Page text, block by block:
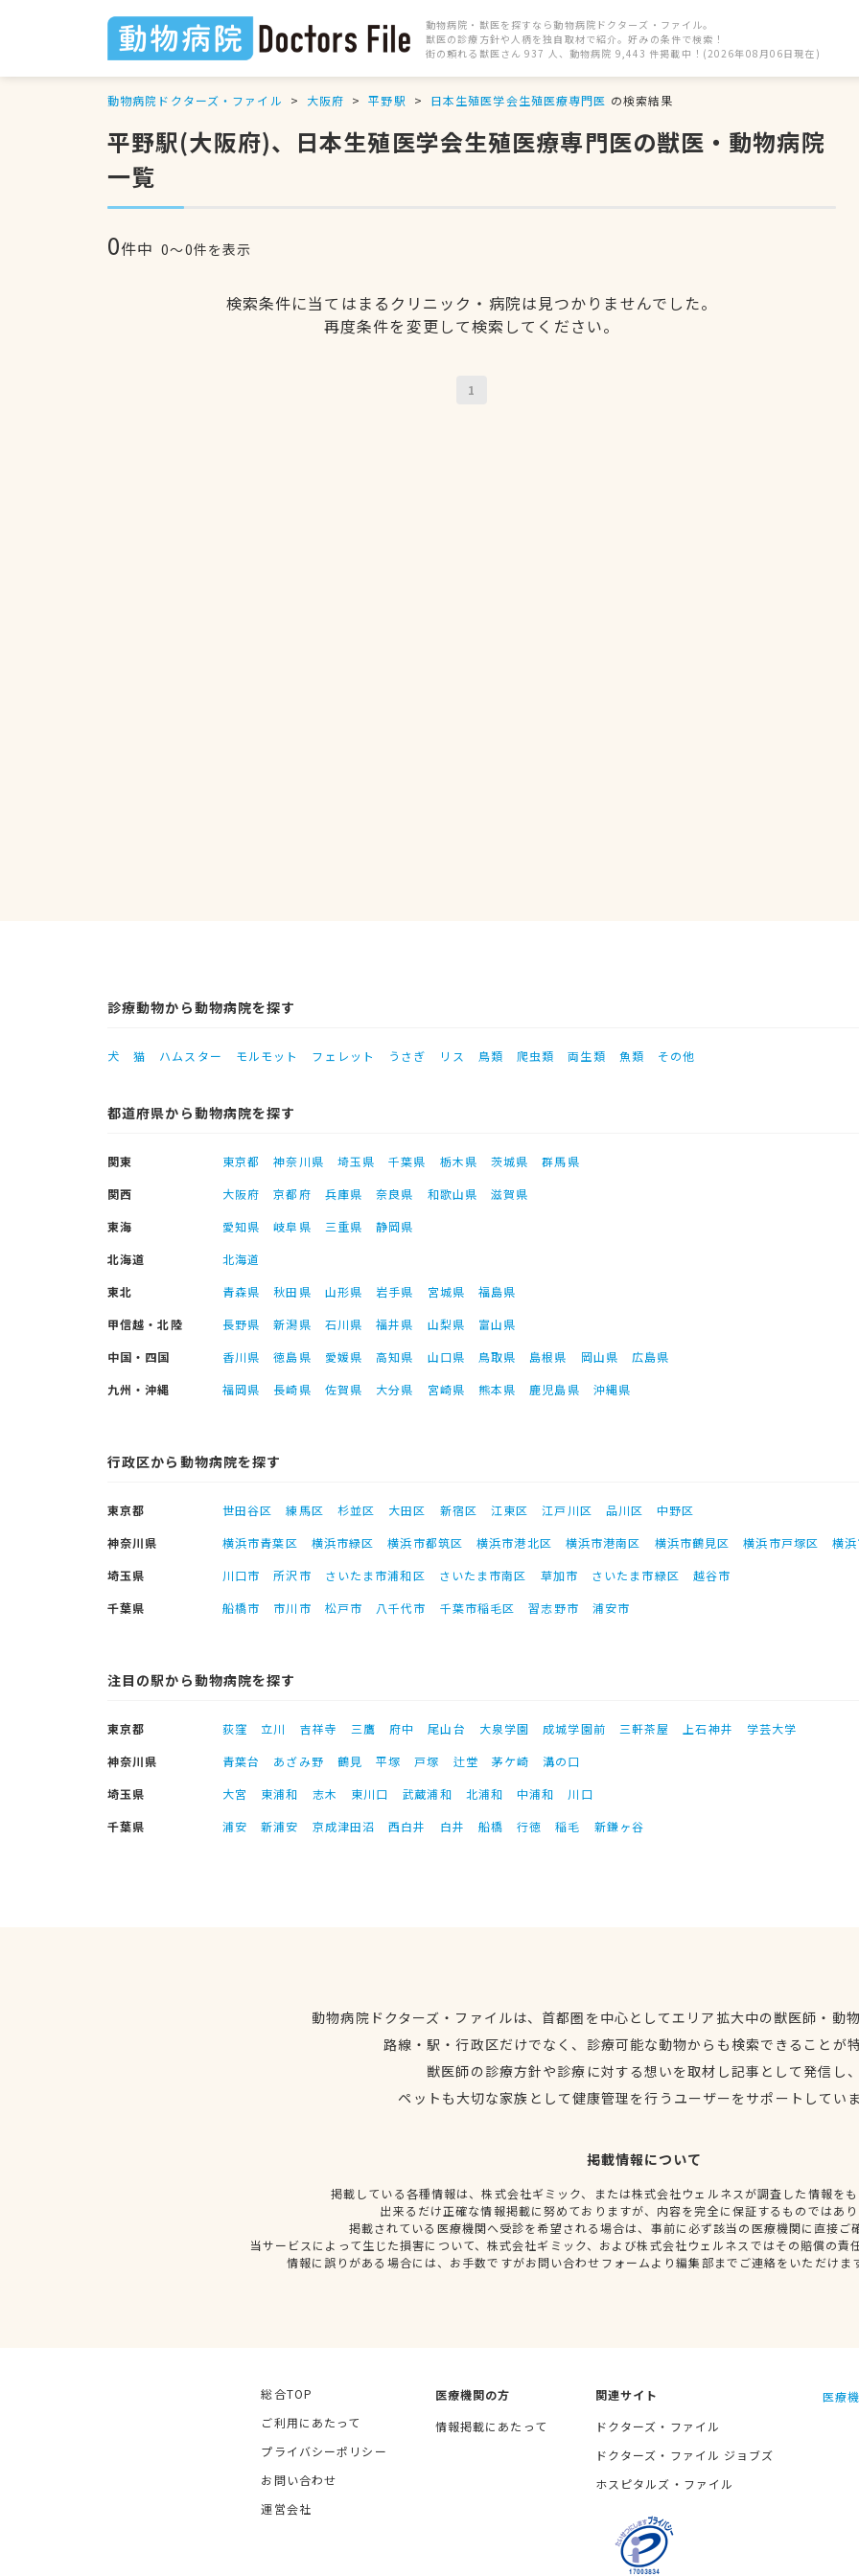
動物病院・獣医を探すなら動物病院ドクターズ・ファイル。
獣医の診療方針や人柄を独自取材で紹介。好みの条件で検索！
街の頼れる獣医さん 937 人、動物病院 9,443 件掲載中！(2026年08月06日現在)
動物病院ドクターズ・ファイル 大阪府 平野駅 日本生殖医学会生殖医療専門医 の検索結果
平野駅(大阪府)、日本生殖医学会生殖医療専門医の獣医・動物病院
一覧
0件中 0〜0件を表示
検索条件に当てはまるクリニック・病院は見つかりませんでした。
再度条件を変更して検索してください。
1
診療動物から動物病院を探す
犬 猫 ハムスター モルモット フェレット うさぎ リス 鳥類 爬虫類 両生類 魚類 その他
都道府県から動物病院を探す
関東 東京都 神奈川県 埼玉県 千葉県 栃木県 茨城県
群馬県
関西
大阪府 京都府 兵庫県 奈良県 和歌山県
滋賀県
東海
愛知県 岐阜県 三重県
静岡県
北海道
北海道
東北
青森県 秋田県 山形県 岩手県 宮城県
福島県
甲信越・北陸
長野県 新潟県 石川県 福井県 山梨県
富山県
中国・四国
香川県 徳島県 愛媛県 高知県 山口県 鳥取県 島根県 岡山県
広島県
九州・沖縄
福岡県 長崎県 佐賀県 大分県 宮崎県 熊本県 鹿児島県 沖縄県
行政区から動物病院を探す
東京都 世田谷区 練馬区 杉並区 大田区 新宿区 江東区 江戸川区 品川区
中野区
神奈川県
横浜市青葉区 横浜市緑区 横浜市都筑区 横浜市港北区 横浜市港南区 横浜市鶴見区 横浜市戸塚区
横
埼玉県
川口市 所沢市 さいたま市浦和区 さいたま市南区 草加市 さいたま市緑区
越谷市
千葉県
船橋市 市川市 松戸市 八千代市 千葉市稲毛区 習志野市 浦安市
注目の駅から動物病院を探す
東京都 荻窪 立川 吉祥寺 三鷹 府中 尾山台 大泉学園 成城学園前 三軒茶屋 上石神井
学芸大学
神奈川県
青葉台 あざみ野 鶴見 平塚 戸塚 辻堂 茅ケ崎
溝の口
埼玉県
大宮 東浦和 志木 東川口 武蔵浦和 北浦和 中浦和
川口
千葉県
浦安 新浦安 京成津田沼 西白井 白井 船橋 行徳 稲毛 新鎌ヶ谷
動物病院ドクターズ・ファイルは、首都圏を中心としてエリア拡大中の獣医師・動
路線・駅・行政区だけでなく、診療可能な動物からも検索できることが
獣医師の診療方針や診療に対する想いを取材し記事として発信し
ペットも大切な家族として健康管理を行うユーザーをサポートしてい
掲載情報について
掲載している各種情報は、株式会社ギミック、または株式会社ウェルネスが調査した情報を
出来るだけ正確な情報掲載に努めておりますが、内容を完全に保証するものではあ
掲載されている医療機関へ受診を希望される場合は、事前に必ず該当の医療機関に直接ご
当サービスによって生じた損害について、株式会社ギミック、および株式会社ウェルネスではその賠償の責
情報に誤りがある場合には、お手数ですがお問い合わせフォームより編集部までご連絡をいただけま
総合TOP
ご利用にあたって
プライバシーポリシー
お問い合わせ
運営会社
医療機関の方
情報掲載にあたって
関連サイト
ドクターズ・ファイル
ドクターズ・ファイル ジョブズ
ホスピタルズ・ファイル
医療